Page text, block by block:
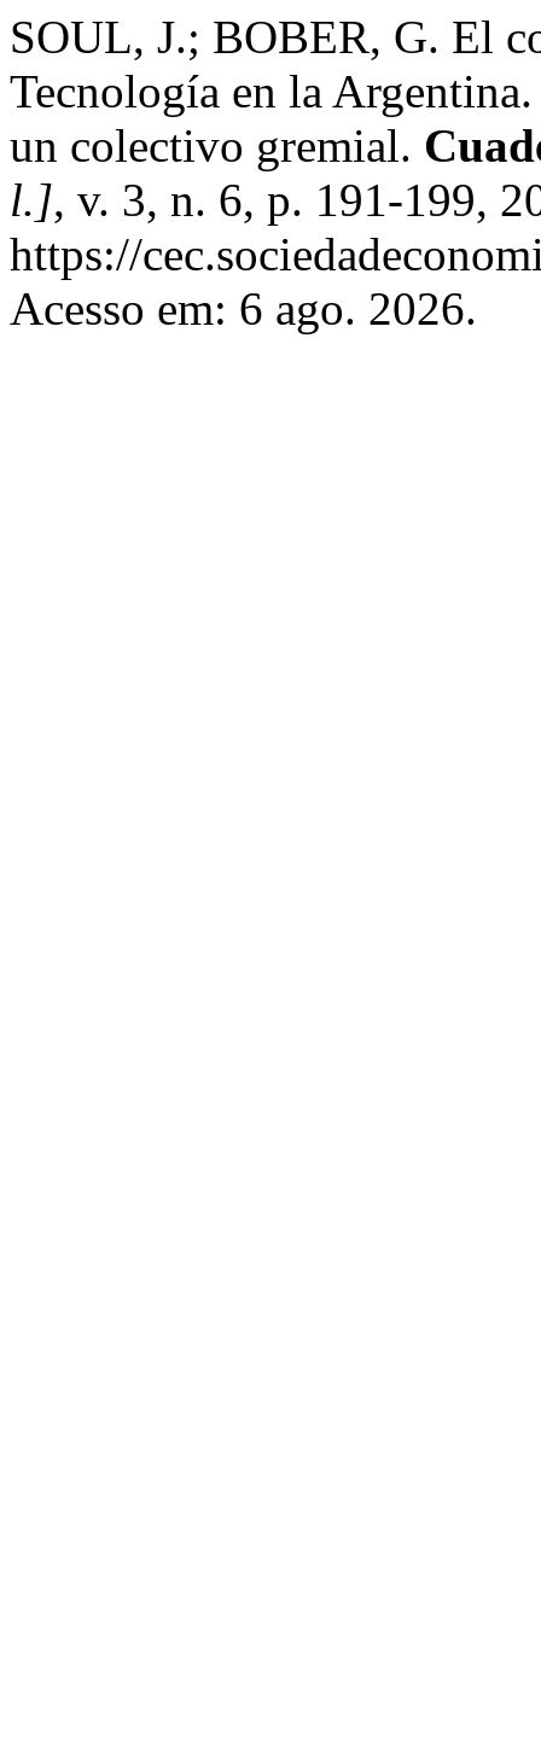
SOUL, J.; BOBER, G. El
Tecnología en la
un colectivo gremial.
l.], v. 3, n. 6, p. 191-199,
https://
Acesso em: 6 ago. 2026.